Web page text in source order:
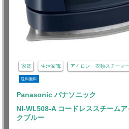
家電 生活家電 アイロン・衣類スチーマー
送料無料
Panasonic パナソニック
NI-WL508-A コードレススチーム
クブルー